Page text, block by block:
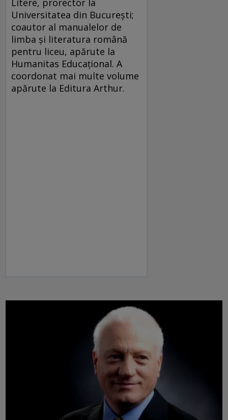
Litere, prorector la
Universitatea din București;
coautor al manualelor de
limba și literatura română
pentru liceu, apărute la
Humanitas Educațional. A
coordonat mai multe volume
apărute la Editura Arthur.